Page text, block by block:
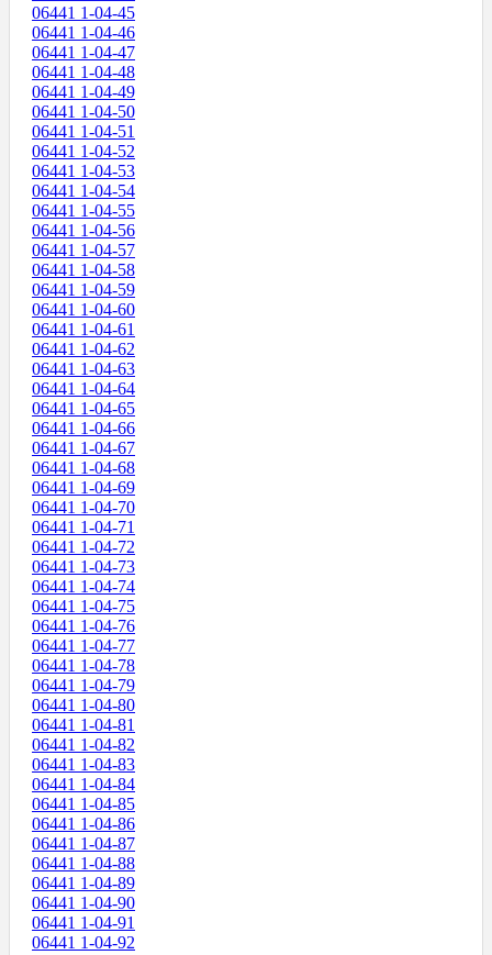
06441 1-04-45
06441 1-04-46
06441 1-04-47
06441 1-04-48
06441 1-04-49
06441 1-04-50
06441 1-04-51
06441 1-04-52
06441 1-04-53
06441 1-04-54
06441 1-04-55
06441 1-04-56
06441 1-04-57
06441 1-04-58
06441 1-04-59
06441 1-04-60
06441 1-04-61
06441 1-04-62
06441 1-04-63
06441 1-04-64
06441 1-04-65
06441 1-04-66
06441 1-04-67
06441 1-04-68
06441 1-04-69
06441 1-04-70
06441 1-04-71
06441 1-04-72
06441 1-04-73
06441 1-04-74
06441 1-04-75
06441 1-04-76
06441 1-04-77
06441 1-04-78
06441 1-04-79
06441 1-04-80
06441 1-04-81
06441 1-04-82
06441 1-04-83
06441 1-04-84
06441 1-04-85
06441 1-04-86
06441 1-04-87
06441 1-04-88
06441 1-04-89
06441 1-04-90
06441 1-04-91
06441 1-04-92